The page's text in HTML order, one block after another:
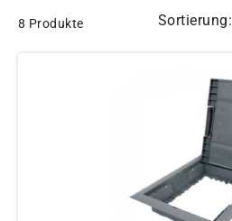
8 Produkte Sortierung: